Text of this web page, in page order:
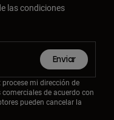
las condiciones
Enviar
mi dirección de
de acuerdo con
pueden cancelar la